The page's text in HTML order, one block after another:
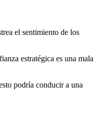
el sentimiento de los
estratégica es una mala
podría conducir a una